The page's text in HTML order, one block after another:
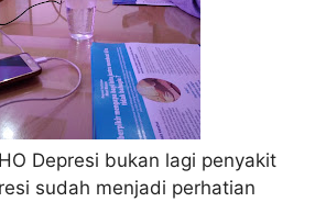
Depresi bukan lagi penyakit
sudah menjadi perhatian